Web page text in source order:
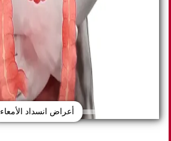
أعراض انسداد الأمعاء